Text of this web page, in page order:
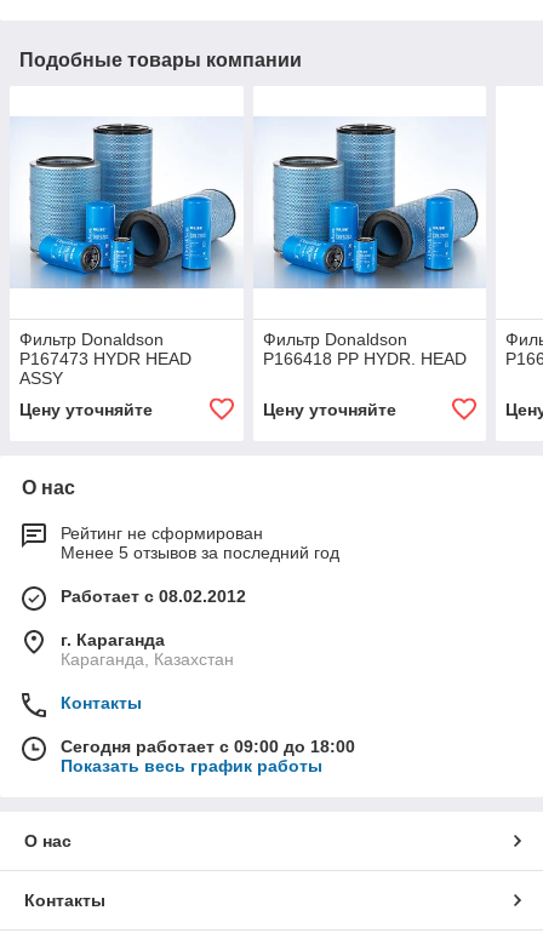
Подобные товары компании
Фильтр Donaldson
P167473 HYDR HEAD
ASSY
Цену уточняйте
Фильтр Donaldson
P166418 PP HYDR. HEAD
Цену уточняйте
О нас
Рейтинг не сформирован
Менее 5 отзывов за последний год
Работает с 08.02.2012
г. Караганда
Караганда, Казахстан
Контакты
Сегодня работает с 09:00 до 18:00
Показать весь график работы
О нас
Контакты